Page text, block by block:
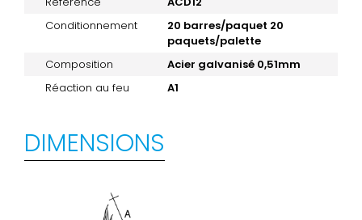
Conditionnement
20 barres/paquet 20
paquets/palette
Composition
Acier galvanisé 0,51mm
Réaction au feu
A1
DIMENSIONS